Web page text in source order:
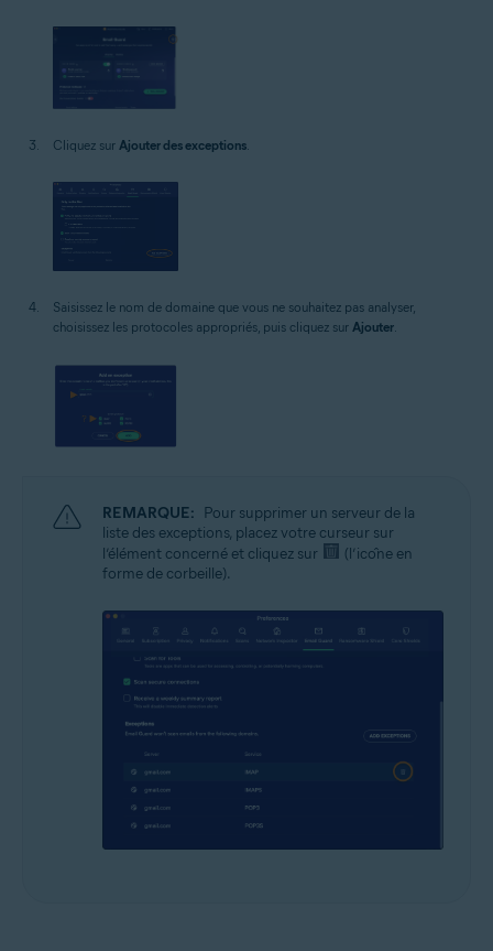
Cliquez sur Ajouter des exceptions.
Saisissez le nom de domaine que vous ne souhaitez pas analyser,
choisissez les protocoles appropriés, puis cliquez sur Ajouter.
REMARQUE: Pour supprimer un serveur de la
liste des exceptions, placez votre curseur sur
l’élément concerné et cliquez sur
(l’icône en
forme de corbeille).